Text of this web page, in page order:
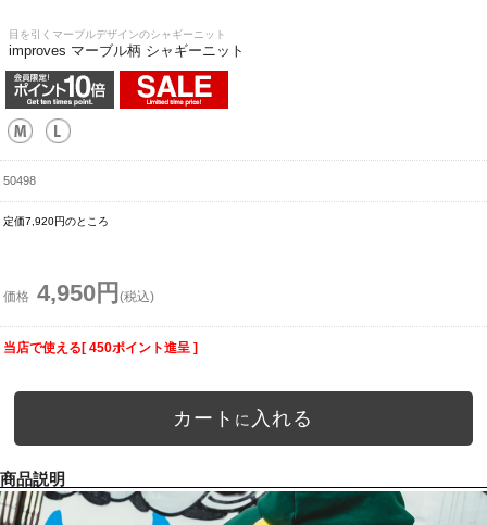
目を引くマーブルデザインのシャギーニット
improves マーブル柄 シャギーニット
50498
定価7,920円のところ
価格 4,950円 (税込)
当店で使える[ 450ポイント進呈 ]
カート に 入れる
商品説明